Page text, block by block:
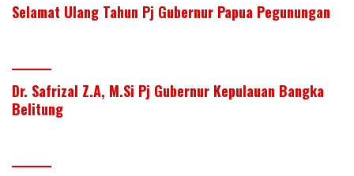
Selamat Ulang Tahun Pj Gubernur Papua Pegunungan
Dr. Safrizal Z.A, M.Si Pj Gubernur Kepulauan Bangka
Belitung